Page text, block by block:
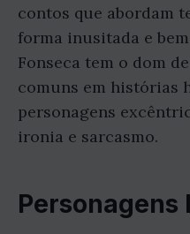
contos que abordam
forma inusitada e
Fonseca tem o dom
comuns em histórias
personagens
ironia e sarcasmo.
Personagens